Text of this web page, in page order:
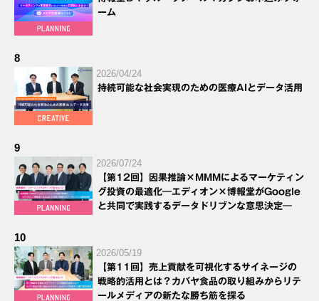
ーム
8
2026/04/24
持続可能な社会実現のための医療AIとデータ活用
9
2026/07/24
【第12回】因果推論×MMMによるマーケティン
グ投資の最適化―エディオン×博報堂がGoogle
と共同で実践するデータドリブンな意思決定―
10
2026/05/19
【第11回】売上貢献を可視化するサイネージの
戦略的活用とは？カバヤ食品の取り組みからリテ
ールメディアの新たな勝ち筋を探る